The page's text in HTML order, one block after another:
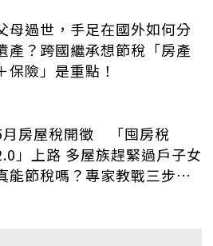
母過世，手足在國外如何分
產？跨國繼承想節稅「房產
保險」是重點！
月房屋稅開徵 「囤房稅
」上路 多屋族趕緊過戶子女
能節稅嗎？專家教戰三步驟